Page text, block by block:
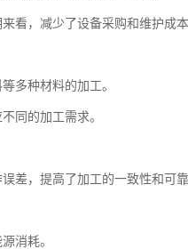
看，减少了设备采购和维护成
多种材料的加工。
同的加工需求。
差，提高了加工的一致性和可
消耗。